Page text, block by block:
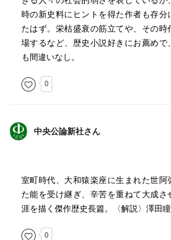
時の新史料にヒントを得た作者も存分
たはず。栄枯盛衰の筋立てや、その時
場するなど、歴史小説好きにお薦めで
も間違いなし。
0
中央公論新社さん
室町時代、大和猿楽座に生まれた世阿
た能を受け継ぎ、辛苦を重ねて大成さ
涯を描く傑作歴史長篇。〈解説〉澤田
0